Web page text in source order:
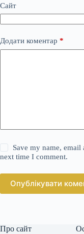
Сайт
Додати коментар *
Save my name,
next time I comment.
Опублікувати
Про сайт